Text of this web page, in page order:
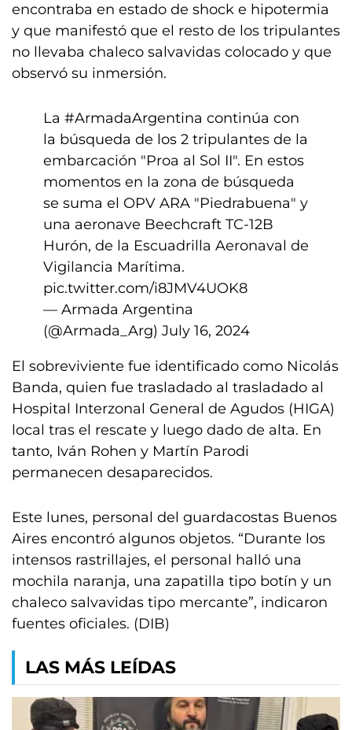
encontraba en estado de shock e hipotermia
y que manifestó que el resto de los tripulantes
no llevaba chaleco salvavidas colocado y que
observó su inmersión.
La #ArmadaArgentina continúa con
la búsqueda de los 2 tripulantes de la
embarcación "Proa al Sol II". En estos
momentos en la zona de búsqueda
se suma el OPV ARA "Piedrabuena" y
una aeronave Beechcraft TC-12B
Hurón, de la Escuadrilla Aeronaval de
Vigilancia Marítima.
pic.twitter.com/i8JMV4UOK8
— Armada Argentina
(@Armada_Arg) July 16, 2024
El sobreviviente fue identificado como Nicolás
Banda, quien fue trasladado al trasladado al
Hospital Interzonal General de Agudos (HIGA)
local tras el rescate y luego dado de alta. En
tanto, Iván Rohen y Martín Parodi
permanecen desaparecidos.
Este lunes, personal del guardacostas Buenos
Aires encontró algunos objetos. “Durante los
intensos rastrillajes, el personal halló una
mochila naranja, una zapatilla tipo botín y un
chaleco salvavidas tipo mercante”, indicaron
fuentes oficiales. (DIB)
LAS MÁS LEÍDAS